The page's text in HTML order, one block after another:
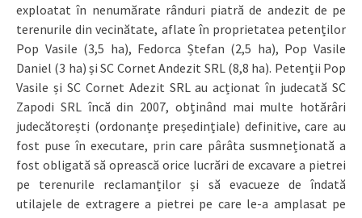
exploatat în nenumărate rânduri piatră de andezit de pe
terenurile din vecinătate, aflate în proprietatea petenților
Pop Vasile (3,5 ha), Fedorca Ștefan (2,5 ha), Pop Vasile
Daniel (3 ha) și SC Cornet Andezit SRL (8,8 ha). Petenții Pop
Vasile și SC Cornet Adezit SRL au acționat în judecată SC
Zapodi SRL încă din 2007, obținând mai multe hotărâri
judecătorești (ordonanțe președințiale) definitive, care au
fost puse în executare, prin care pârâta susmneționată a
fost obligată să oprească orice lucrări de excavare a pietrei
pe terenurile reclamanților și să evacueze de îndată
utilajele de extragere a pietrei pe care le-a amplasat pe